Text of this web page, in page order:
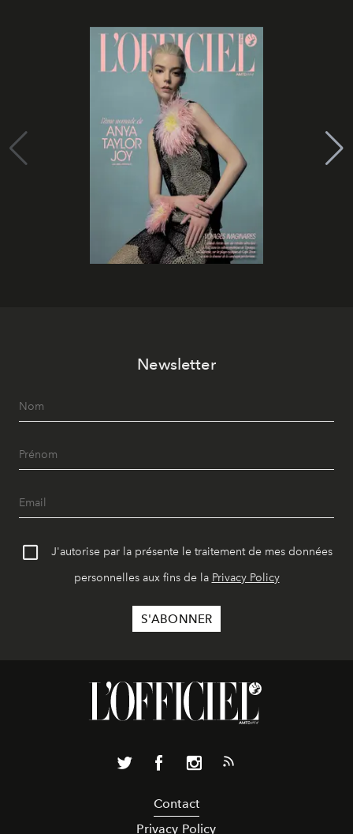
Newsletter
J'autorise par la présente le traitement de mes données
personnelles aux fins de la Privacy Policy
Contact
Privacy Policy